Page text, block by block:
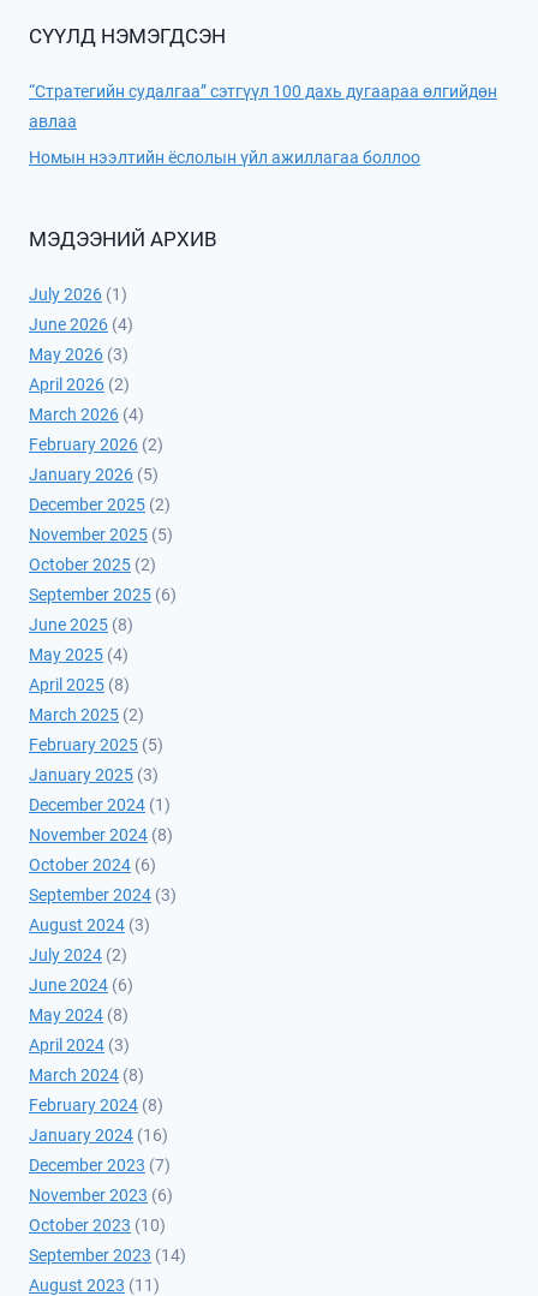
СҮҮЛД НЭМЭГДСЭН
“Стратегийн судалгаа” сэтгүүл 100 дахь дугаараа өлгийдөн
авлаа
Номын нээлтийн ёслолын үйл ажиллагаа боллоо
МЭДЭЭНИЙ АРХИВ
July 2026 (1)
June 2026 (4)
May 2026 (3)
April 2026 (2)
March 2026 (4)
February 2026 (2)
January 2026 (5)
December 2025 (2)
November 2025 (5)
October 2025 (2)
September 2025 (6)
June 2025 (8)
May 2025 (4)
April 2025 (8)
March 2025 (2)
February 2025 (5)
January 2025 (3)
December 2024 (1)
November 2024 (8)
October 2024 (6)
September 2024 (3)
August 2024 (3)
July 2024 (2)
June 2024 (6)
May 2024 (8)
April 2024 (3)
March 2024 (8)
February 2024 (8)
January 2024 (16)
December 2023 (7)
November 2023 (6)
October 2023 (10)
September 2023 (14)
August 2023 (11)